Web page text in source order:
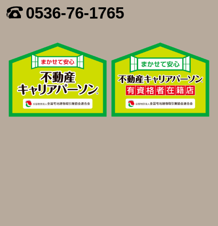
0536-76-1765